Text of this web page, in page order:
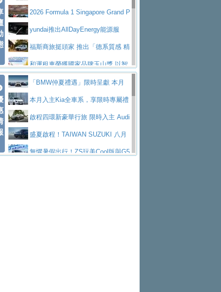
場
eugeot 208小改款發表上市94.8萬起
突然滿天都是小星星！ 台灣賓士突
襲式宣告全新 GLB 第四季上市即日起接單1
98萬起
台灣僅此一台 ! ROYAL ENFIELD
SHOTGUN 650 x ROUGH CRAFTS 限量特
仕版29日開放搶購
／小時
返 1000 Miglia 傳承競速榮耀
法拉利首款純電跑車Luce亮相，最
大馬力超過1000匹並具備530公里最大續航
里程
小車大空間、座艙科技更先進，SK
ODA發表全新純電跨界休旅Eipq祭平民化車
價89萬起
賓士AMG.EA專屬平台首作，Merc
edes-AMG 全新GT 4-Door Coupe全球首發
福斯推出首款GTI純電性能掀背ID.
Polo GTI，擁有226匹馬力和零百加速 6.8
秒的實力
Jaguar 公布四門 GT車款正式車名
為JAGUAR TYPE 01
終於跟上進度，LEXUS發表首款三
排六座純電旗艦休旅 TZ
有錢也買不到的Golf R！福斯打造
全新Golf R 24h賽車將挑戰紐柏林24小時耐
久賽
SKODA公布全新小型純電跨界休旅
Epiq內裝設計，預計5月19日全球首發
福斯全新 ID. Polo 起跳價約台幣94
勇奪中型貨車銷售冠軍
2026 Formula 1 Singapore Grand P
rix 新加坡大獎賽 Audi 極速之旅開放報名
yundai推出AllDayEnergy能源服
務 讓電動車化身行動儲能系統
福斯商旅挺頭家 推出「德系質感 精
算圓夢」專案和運租車榮獲國家品牌玉山獎 以智
慧移動與綠能創新父親節霸氣獻禮！PGO 威力125 最
低入手價 $60,900 起 省油ｘ安全ｘ大空間
陪爸爸輕鬆
Toyota歐洲純電車銷量翻倍 2026
上半年成長113％
NISSAN X-TRAIL 上市首月銷量
躋身同級前3名Subaru推動燃油、油電與純電車混
線生產 以彈性製造應對市場變化
XFORCE攜手臺南祀典大天后宮 試
「BMW仲夏禮遇」限時呈獻 本月
入主即享尊榮豪華五星假期 多元優購方案
同步實施
本月入主Kia全車系，享限時專屬禮
遇 啟程四環新豪華行旅 限時入主 Audi
A6 旗艦陣容 低月付5,888元起及3 年乙式險
購置金
盛夏啟程！TAIWAN SUZUKI 八月
禮遇全面升級無懼暑假出行！ZS玩美Cool版與G5